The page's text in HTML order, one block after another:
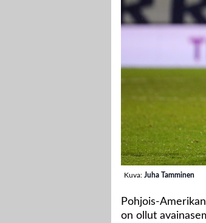
Kuva: Juha Tamminen
Pohjois-
on ollut